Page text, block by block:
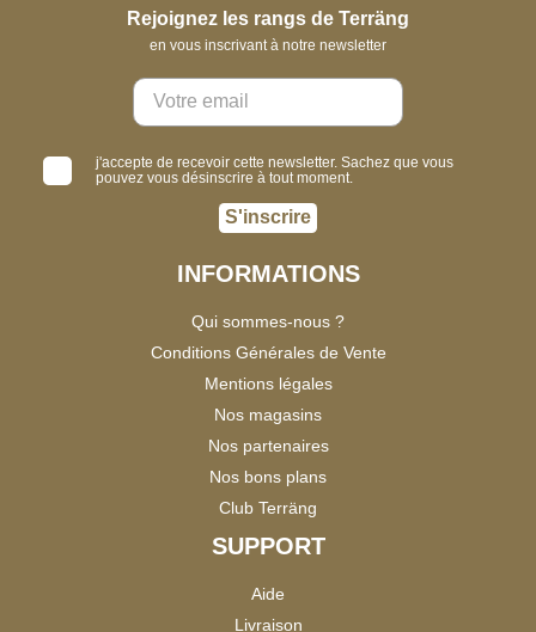
Rejoignez les rangs de Terräng
en vous inscrivant à notre newsletter
j'accepte de recevoir cette newsletter. Sachez que vous
pouvez vous désinscrire à tout moment.
S'inscrire
INFORMATIONS
Qui sommes-nous ?
Conditions Générales de Vente
Mentions légales
Nos magasins
Nos partenaires
Nos bons plans
Club Terräng
SUPPORT
Aide
Livraison